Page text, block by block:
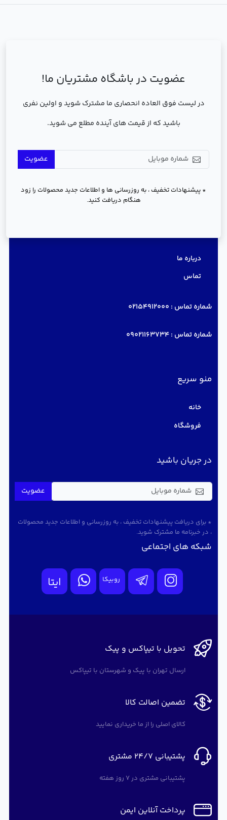
عضویت در باشگاه مشتریان ما!
در لیست فوق العاده انحصاری ما مشترک شوید و اولین نفری
باشید که از قیمت های آینده مطلع می شوید.
عضویت
* پیشنهادات تخفیف ، به روزرسانی ها و اطلاعات جدید محصولات را زود
هنگام دریافت کنید.
درباره ما
تماس
شماره تماس : 02154912000
شماره تماس :09021163734
منو سریع
خانه
فروشگاه
در جریان باشید
عضویت
* برای دریافت پیشنهادات تخفیف ، به روزرسانی و اطلاعات جدید محصولات
، در خبرنامه ما مشترک شوید.
شبکه های اجتماعی
روبیکا ایتا
تحویل با تیپاکس و پیک
ارسال تهران با پیک و شهرستان با تیپاکس
تضمین اصالت کالا
کالای اصلی را از ما خریداری نمایید
پشتیبانی 24/7 مشتری
پشتیبانی مشتری در 7 روز هفته
پرداخت آنلاین ایمن